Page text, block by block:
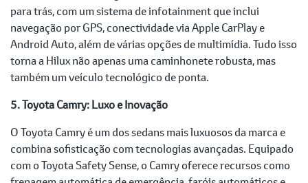
para trás, com um sistema de infotainment que inclui
navegação por GPS, conectividade via Apple CarPlay e
Android Auto, além de várias opções de multimídia. Tudo isso
torna a Hilux não apenas uma caminhonete robusta, mas
também um veículo tecnológico de ponta.
5. Toyota Camry: Luxo e Inovação
O Toyota Camry é um dos sedans mais luxuosos da marca e
combina sofisticação com tecnologias avançadas. Equipado
com o Toyota Safety Sense, o Camry oferece recursos como